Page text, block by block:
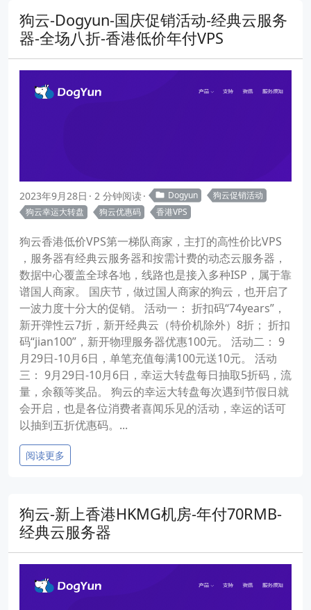
狗云-Dogyun-国庆促销活动-经典云服务
器-全场八折-香港低价年付VPS
2023年9月28日 2 分钟阅读 Dogyun
狗云促销活动
狗云幸运大转盘
狗云优惠码 香港VPS
狗云香港低价VPS第一梯队商家，主打的高性价比VPS
，服务器有经典云服务器和按需计费的动态云服务器，
数据中心覆盖全球各地，线路也是接入多种ISP，属于靠
谱国人商家。 国庆节，做过国人商家的狗云，也开启了
一波力度十分大的促销。 活动一： 折扣码“74years”，
新开弹性云7折，新开经典云（特价机除外）8折； 折扣
码“jian100”，新开物理服务器优惠100元。 活动二： 9
月29日-10月6日，单笔充值每满100元送10元。 活动
三： 9月29日-10月6日，幸运大转盘每日抽取5折码，流
量，余额等奖品。 狗云的幸运大转盘每次遇到节假日就
会开启，也是各位消费者喜闻乐见的活动，幸运的话可
以抽到五折优惠码。...
阅读更多
狗云-新上香港HKMG机房-年付70RMB-
经典云服务器